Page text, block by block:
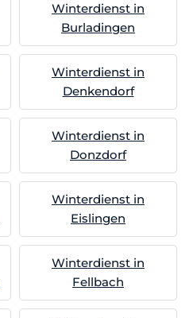
Winterdienst in
Burladingen
Winterdienst in
Denkendorf
Winterdienst in
Donzdorf
Winterdienst in
Eislingen
Winterdienst in
Fellbach